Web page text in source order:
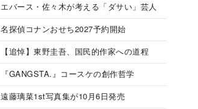
エバース・佐々木が考える「ダサい」芸人
名探偵コナンおせち2027予約開始
【追悼】東野圭吾、国民的作家への道程
『GANGSTA.』コースケの創作哲学
遠藤璃菜1st写真集が10月6日発売